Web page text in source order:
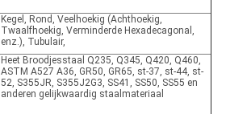
Kegel, Rond, Veelhoekig (Achthoekig,
Twaalfhoekig, Verminderde Hexadecagonal,
enz.), Tubulair,
Heet Broodjesstaal Q235, Q345, Q420, Q460,
ASTM A527 A36, GR50, GR65, st-37, st-44, st-
52, S355JR, S355J2G3, SS41, SS50, SS55 en
anderen gelijkwaardig staalmateriaal